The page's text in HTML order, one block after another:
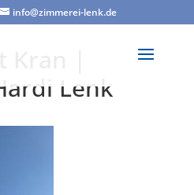
info@zimmerei-lenk.de
|
Lenk